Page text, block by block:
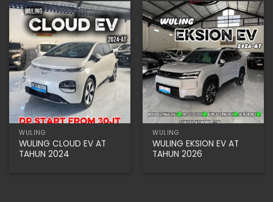
WULING
WULING CLOUD EV AT
TAHUN 2024
WULING
WULING EKSION EV AT
TAHUN 2026